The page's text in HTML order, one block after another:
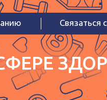
Связаться